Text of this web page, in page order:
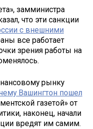
замминистра
что эти санкции
с внешними
все работает
зрения работы на
рынку
Вашингтон пошел
газетой» от
наконец, начали
вредят им самим.